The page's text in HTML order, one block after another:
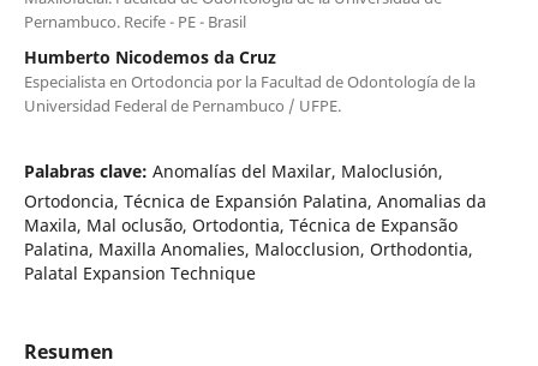
Pernambuco. Recife - PE - Brasil
Humberto Nicodemos da Cruz
Especialista en Ortodoncia por la Facultad de Odontología de la
Universidad Federal de Pernambuco / UFPE.
Palabras clave: Anomalías del Maxilar, Maloclusión,
Ortodoncia, Técnica de Expansión Palatina, Anomalias da
Maxila, Mal oclusão, Ortodontia, Técnica de Expansão
Palatina, Maxilla Anomalies, Malocclusion, Orthodontia,
Palatal Expansion Technique
Resumen